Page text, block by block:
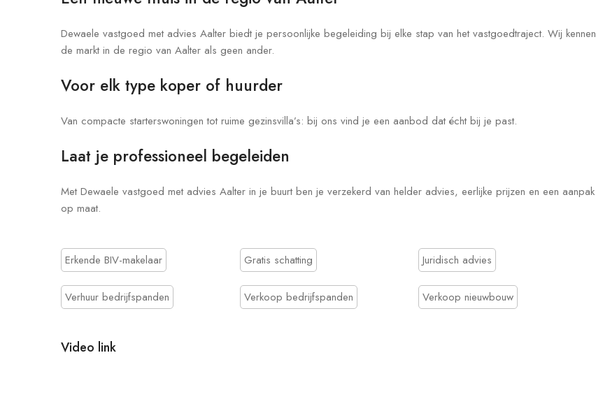
Dewaele vastgoed met advies Aalter biedt je persoonlijke begeleiding bij elke stap van het vastgoedtraject. Wij kennen
de markt in de regio van Aalter als geen ander.
Voor elk type koper of huurder
Van compacte starterswoningen tot ruime gezinsvilla’s: bij ons vind je een aanbod dat écht bij je past.
Laat je professioneel begeleiden
Met Dewaele vastgoed met advies Aalter in je buurt ben je verzekerd van helder advies, eerlijke prijzen en een aanpak
op maat.
Erkende BIV-makelaar Gratis schatting Juridisch advies
Verhuur bedrijfspanden Verkoop bedrijfspanden Verkoop nieuwbouw
Video link